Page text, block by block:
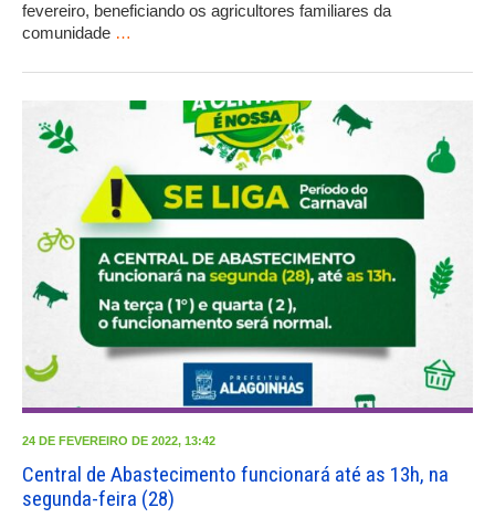
fevereiro, beneficiando os agricultores familiares da
comunidade …
24 DE FEVEREIRO DE 2022, 13:42
Central de Abastecimento funcionará até as 13h, na
segunda-feira (28)